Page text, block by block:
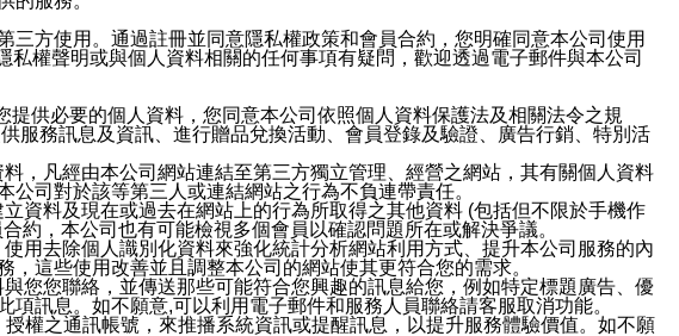
方使用。通過註冊並同意隱私權政策和會員合約，您明確同意本公司使用
權聲明或與個人資料相關的任何事項有疑問，歡迎透過電子郵件與本公司
供必要的個人資料，您同意本公司依照個人資料保護法及相關法令之規
服務訊息及資訊、進行贈品兌換活動、會員登錄及驗證、廣告行銷、特別活
，凡經由本公司網站連結至第三方獨立管理、經營之網站，其有關個人資料
司對於該等第三人或連結網站之行為不負連帶責任。
資料及現在或過去在網站上的行為所取得之其他資料 (包括但不限於手機作
，本公司也有可能檢視多個會員以確認問題所在或解決爭議。
用去除個人識別化資料來強化統計分析網站利用方式、提升本公司服務的內
這些使用改善並且調整本公司的網站使其更符合您的需求。
您您聯絡，並傳送那些可能符合您興趣的訊息給您，例如特定標題廣告、優
訊息。如不願意,可以利用電子郵件和服務人員聯絡請客服取消功能。
權之通訊帳號，來推播系統資訊或提醒訊息，以提升服務體驗價值。如不願